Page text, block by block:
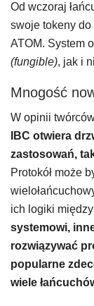
Od wczoraj
swoje tokeny
ATOM. System
(fungible), jak i
Mnogość
W opinii
IBC otwiera
zastosowań,
Protokół może
ich logiki
systemowi,
rozwiązywać
popularne
wiele